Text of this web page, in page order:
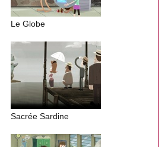
Le Globe
Sacrée Sardine